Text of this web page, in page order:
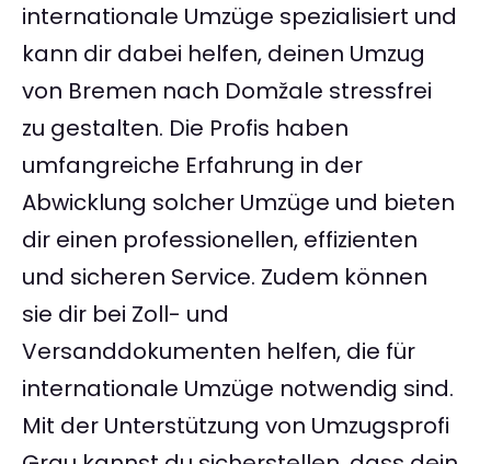
internationale Umzüge spezialisiert und
kann dir dabei helfen, deinen Umzug
von Bremen nach Domžale stressfrei
zu gestalten. Die Profis haben
umfangreiche Erfahrung in der
Abwicklung solcher Umzüge und bieten
dir einen professionellen, effizienten
und sicheren Service. Zudem können
sie dir bei Zoll- und
Versanddokumenten helfen, die für
internationale Umzüge notwendig sind.
Mit der Unterstützung von Umzugsprofi